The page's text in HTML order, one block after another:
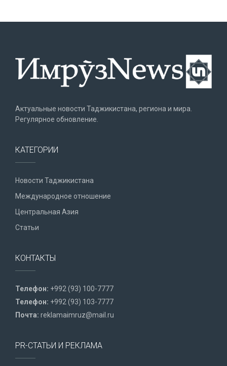
Актуальные новости Таджикистана, региона и мира.
Регулярное обновление.
КАТЕГОРИИ
Новости Таджикистана
Международное отношение
Центральная Азия
Статьи
КОНТАКТЫ
Телефон: +992 (93) 100-7777
Телефон: +992 (93) 103-7777
Почта: reklamaimruz@mail.ru
PR-СТАТЬИ И РЕКЛАМА